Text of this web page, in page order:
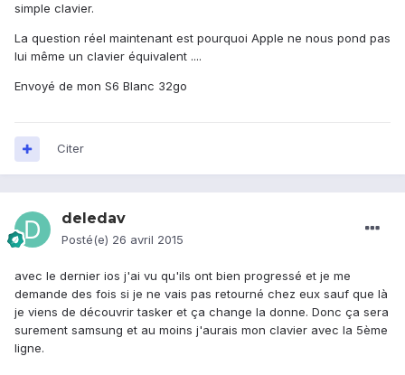
simple clavier.
La question réel maintenant est pourquoi Apple ne nous pond pas
lui même un clavier équivalent ....
Envoyé de mon S6 Blanc 32go
Citer
deledav
Posté(e) 26 avril 2015
avec le dernier ios j'ai vu qu'ils ont bien progressé et je me
demande des fois si je ne vais pas retourné chez eux sauf que là
je viens de découvrir tasker et ça change la donne. Donc ça sera
surement samsung et au moins j'aurais mon clavier avec la 5ème
ligne.